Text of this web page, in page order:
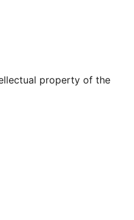
property of the